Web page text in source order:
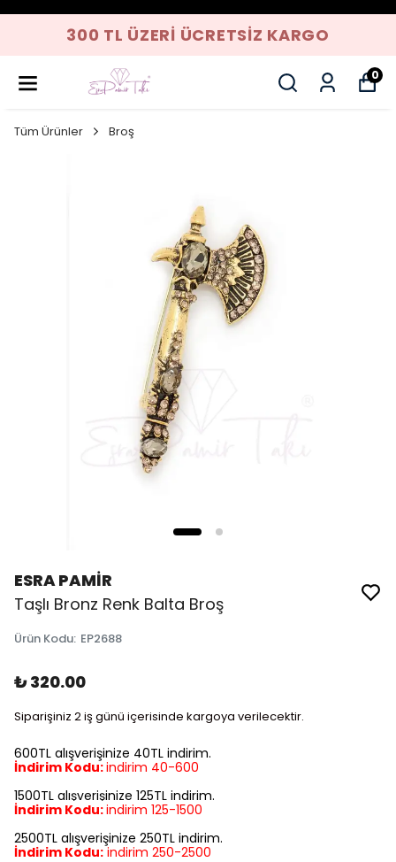
300 TL ÜZERI ÜCRETSIZ KARGO
0
Tüm Ürünler Broş
ESRA PAMİR
Taşlı Bronz Renk Balta Broş
Ürün Kodu: EP2688
₺ 320.00
Siparişiniz 2 iş günü içerisinde kargoya verilecektir.
600TL alışverişinize 40TL indirim.
İndirim Kodu:indirim 40-600
1500TL alışverişinize 125TL indirim.
İndirim Kodu:indirim 125-1500
2500TL alışverişinize 250TL indirim.
İndirim Kodu: indirim 250-2500